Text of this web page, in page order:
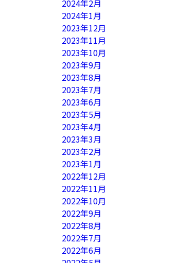
2024年2月
2024年1月
2023年12月
2023年11月
2023年10月
2023年9月
2023年8月
2023年7月
2023年6月
2023年5月
2023年4月
2023年3月
2023年2月
2023年1月
2022年12月
2022年11月
2022年10月
2022年9月
2022年8月
2022年7月
2022年6月